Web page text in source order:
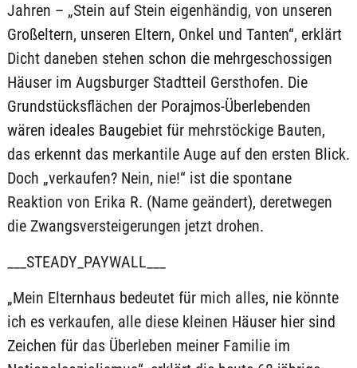
Jahren – „Stein auf Stein eigenhändig, von unseren
Großeltern, unseren Eltern, Onkel und Tanten“, erklärt
Dicht daneben stehen schon die mehrgeschossigen
Häuser im Augsburger Stadtteil Gersthofen. Die
Grundstücksflächen der Porajmos-Überlebenden
wären ideales Baugebiet für mehrstöckige Bauten,
das erkennt das merkantile Auge auf den ersten Blick.
Doch „verkaufen? Nein, nie!“ ist die spontane
Reaktion von Erika R. (Name geändert), deretwegen
die Zwangsversteigerungen jetzt drohen.
___STEADY_PAYWALL___
„Mein Elternhaus bedeutet für mich alles, nie könnte
ich es verkaufen, alle diese kleinen Häuser hier sind
Zeichen für das Überleben meiner Familie im